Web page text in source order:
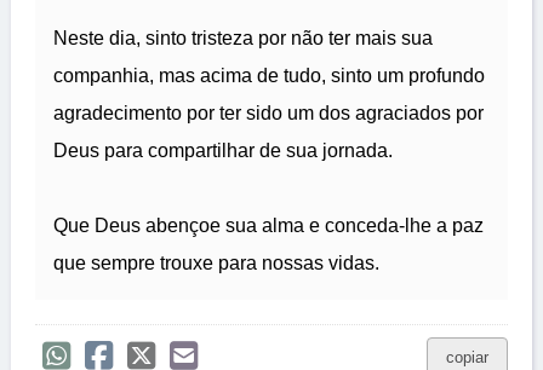
Neste dia, sinto tristeza por não ter mais sua
companhia, mas acima de tudo, sinto um profundo
agradecimento por ter sido um dos agraciados por
Deus para compartilhar de sua jornada.
Que Deus abençoe sua alma e conceda-lhe a paz
que sempre trouxe para nossas vidas.
copiar